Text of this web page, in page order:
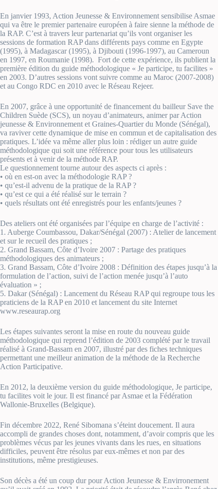
En janvier 1993, Action Jeunesse & Environnement sensibilise Asmae
qui va être le premier partenaire européen à faire sienne la méthode de
la RAP. C’est à travers leur partenariat qu’ils vont organiser les
sessions de formation RAP dans différents pays comme en Egypte
(1995), à Madagascar (1995), à Djibouti (1996-1997), au Cameroun
en 1997, en Roumanie (1998). Fort de cette expérience, ils publient la
première édition du guide méthodologique « Je participe, tu facilites »
en 2003. D’autres sessions vont suivre comme au Maroc (2007-2008)
et au Congo RDC en 2010 avec le Réseau Rejeer.
En 2007, grâce à une opportunité de financement du bailleur Save the
Children Suède (SCS), un noyau d’animateurs, animer par Action
jeunesse & Environnement et Graines-Quartier du Monde (Sénégal),
va raviver cette dynamique de mise en commun et de capitalisation des
pratiques. L’idée va même aller plus loin : rédiger un autre guide
méthodologique qui soit une référence pour tous les utilisateurs
présents et à venir de la méthode RAP.
Le questionnement tourne autour des aspects ci après :
• où en est-on avec la méthodologie RAP ?
• qu’est-il advenu de la pratique de la RAP ?
• qu’est ce qui a été réalisé sur le terrain ?
• quels résultats ont été enregistrés pour les enfants/jeunes ?
Des ateliers ont été organisées par l’équipe en charge de l’activité :
1. Auberge Coumbassou, Dakar/Sénégal (2007) : Atelier de lancement
et sur le recueil des pratiques ;
2. Grand Bassam, Côte d’Ivoire 2007 : Partage des pratiques
méthodologiques des animateurs ;
3. Grand Bassam, Côte d’Ivoire 2008 : Définition des étapes jusqu’à la
formulation de l’action, suivi de l’action menée jusqu’à l’auto
évaluation » ;
5. Dakar (Sénégal) : Lancement du Réseau RAP qui regroupe tous les
praticiens de la RAP en 2010 et lancement du site Internet
www.reseaurap.org
Les étapes suivantes seront la mise en route du nouveau guide
méthodologique qui reprend l’édition de 2003 complété par le travail
réalisé à Grand-Bassam en 2007, illustré par des fiches techniques
permettant une meilleur animation de la méthode de la Recherche
Action Participative.
En 2012, la deuxième version du guide méthodologique, Je participe,
tu facilites voit le jour. Il est financé par Asmae et la Fédération
Wallonie-Bruxelles (Belgique).
Fin décembre 2022, René Sibomana s’éteint doucement. Il aura
accompli de grandes choses dont, notamment, d’avoir compris que les
problèmes vécus par les jeunes vivants dans les rues, en situations
difficiles, peuvent être résolus par eux-mêmes et non par des
institutions, même prestigieuses.
Son décès a été un coup dur pour Action Jeunesse & Envirronement